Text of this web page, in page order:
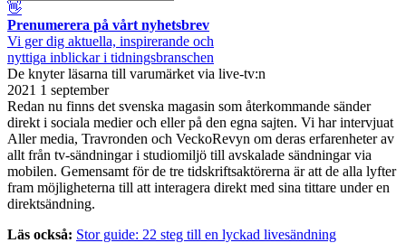
👋
Prenumerera på vårt nyhetsbrev
Vi ger dig aktuella, inspirerande och
nyttiga inblickar i tidningsbranschen
De knyter läsarna till varumärket via live-tv:n
2021 1 september
Redan nu finns det svenska magasin som återkommande sänder
direkt i sociala medier och eller på den egna sajten. Vi har intervjuat
Aller media, Travronden och VeckoRevyn om deras erfarenheter av
allt från tv-sändningar i studiomiljö till avskalade sändningar via
mobilen. Gemensamt för de tre tidskriftsaktörerna är att de alla lyfter
fram möjligheterna till att interagera direkt med sina tittare under en
direktsändning.
Läs också: Stor guide: 22 steg till en lyckad livesändning